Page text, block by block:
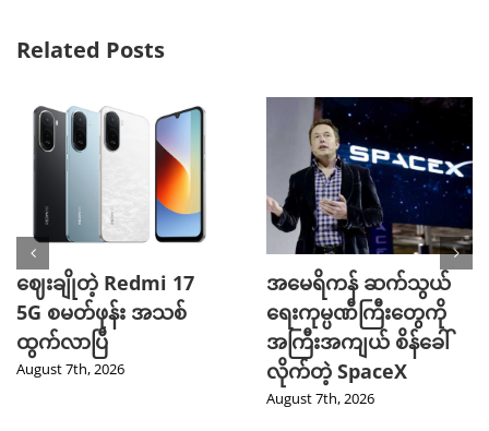
Related Posts
ဈေးချိုတဲ့ Redmi 17
5G စမတ်ဖုန်း အသစ်
ထွက်လာပြီ
August 7th, 2026
အမေရိကန် ဆက်သွယ်
ရေးကုမ္ပဏီကြီးတွေကို
အကြီးအကျယ် စိန်ခေါ်
လိုက်တဲ့ SpaceX
August 7th, 2026